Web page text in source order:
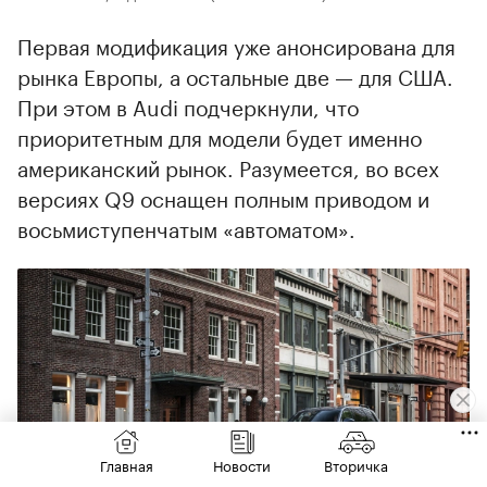
Первая модификация уже анонсирована для
рынка Европы, а остальные две — для США.
При этом в Audi подчеркнули, что
приоритетным для модели будет именно
американский рынок. Разумеется, во всех
версиях Q9 оснащен полным приводом и
восьмиступенчатым «автоматом».
Главная Новости Вторичка